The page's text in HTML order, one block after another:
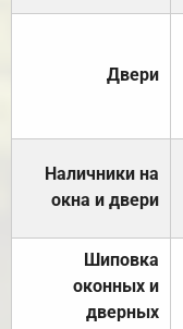
Двери
Наличники на
окна и двери
Шиповка
оконных и
дверных